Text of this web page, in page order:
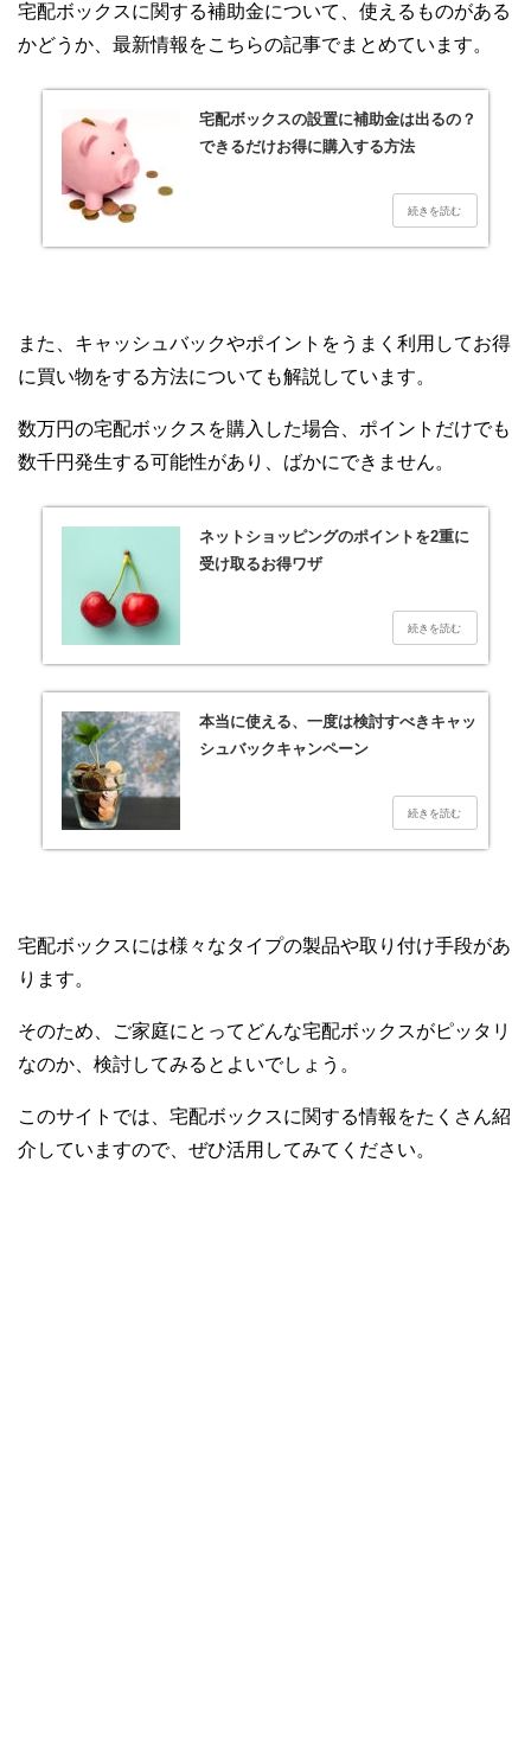
宅配ボックスに関する補助金について、使えるものがある
かどうか、最新情報をこちらの記事でまとめています。
宅配ボックスの設置に補助金は出るの？
できるだけお得に購入する方法
また、キャッシュバックやポイントをうまく利用してお得
に買い物をする方法についても解説しています。
数万円の宅配ボックスを購入した場合、ポイントだけでも
数千円発生する可能性があり、ばかにできません。
ネットショッピングのポイントを2重に
受け取るお得ワザ
本当に使える、一度は検討すべきキャッ
シュバックキャンペーン
宅配ボックスには様々なタイプの製品や取り付け手段があ
ります。
そのため、ご家庭にとってどんな宅配ボックスがピッタリ
なのか、検討してみるとよいでしょう。
このサイトでは、宅配ボックスに関する情報をたくさん紹
介していますので、ぜひ活用してみてください。